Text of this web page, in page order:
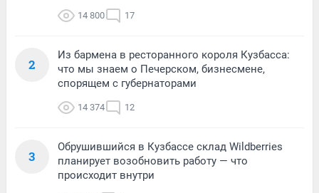
14 800 17
2
Из бармена в ресторанного короля Кузбасса:
что мы знаем о Печерском, бизнесмене,
спорящем с губернаторами
14 374 12
3
Обрушившийся в Кузбассе склад Wildberries
планирует возобновить работу — что
происходит внутри